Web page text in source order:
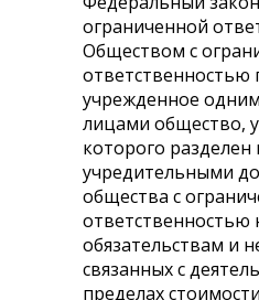
ограниченной
Обществом с
ответственностью
учрежденное
лицами общество,
которого
учредительными
общества с
ответственностью
обязательствам и
связанных с
пределах